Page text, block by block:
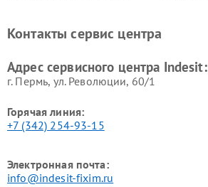
Indesit
Indesit
Контакты сервис центра
Адрес сервисного центра Indesit:
г. Пермь, ул. ​Революции, 60/1
Горячая линия:
+7 (342) 254-93-15
Электронная почта:
info@indesit-fixim.ru